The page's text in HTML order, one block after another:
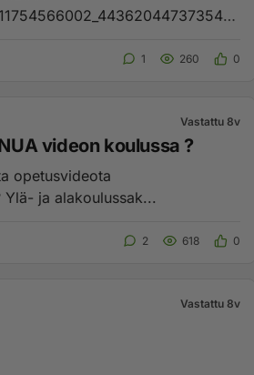
1 260 0
Vastattu 8v
videon koulussa ?
opetusvideota
saatananpalvonnasta Saatana kutsuu minua? Ylä- ja alakoulussak...
2 618 0
Vastattu 8v